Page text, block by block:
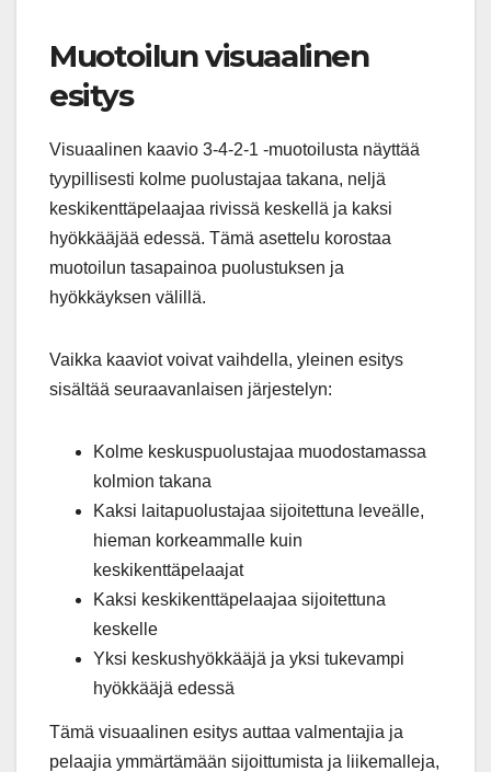
Muotoilun visuaalinen
esitys
Visuaalinen kaavio 3-4-2-1 -muotoilusta näyttää
tyypillisesti kolme puolustajaa takana, neljä
keskikenttäpelaajaa rivissä keskellä ja kaksi
hyökkääjää edessä. Tämä asettelu korostaa
muotoilun tasapainoa puolustuksen ja
hyökkäyksen välillä.
Vaikka kaaviot voivat vaihdella, yleinen esitys
sisältää seuraavanlaisen järjestelyn:
Kolme keskuspuolustajaa muodostamassa
kolmion takana
Kaksi laitapuolustajaa sijoitettuna leveälle,
hieman korkeammalle kuin
keskikenttäpelaajat
Kaksi keskikenttäpelaajaa sijoitettuna
keskelle
Yksi keskushyökkääjä ja yksi tukevampi
hyökkääjä edessä
Tämä visuaalinen esitys auttaa valmentajia ja
pelaajia ymmärtämään sijoittumista ja liikemalleja,